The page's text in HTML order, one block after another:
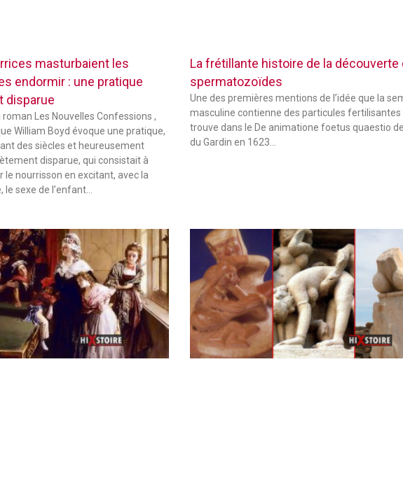
masturbaient les
endormir : une pratique
disparue
roman Les Nouvelles Confessions ,
William Boyd évoque une pratique,
des siècles et heureusement
disparue, qui consistait à
le nourrisson en excitant, avec la
sexe de l’enfant…
La frétillante histoire de la découverte
spermatozoïdes
Une des premières mentions de l’idée que la
masculine contienne des particules fertilisantes
trouve dans le De animatione foetus quaestio
du Gardin en 1623…